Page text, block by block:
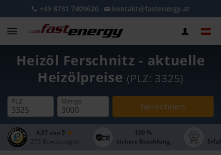
+49 8731 7409620 kontakt@fastenergy.at
Heizöl Ferschnitz - aktuelle
Heizölpreise (PLZ: 3325)
PLZ Menge berechnen
4,97 von 5
273 Bewertungen
100 %
sichere Bezahlung